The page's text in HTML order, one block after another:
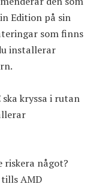
Edition på sin
som finns
installerar
kryssa i rutan
riskera något?
AMD